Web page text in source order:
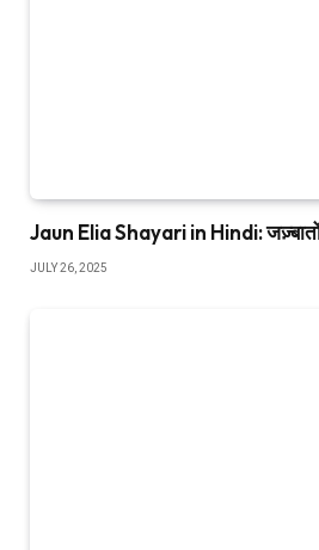
Jaun Elia Shayari in Hindi: जज़्बातों
JULY 26, 2025